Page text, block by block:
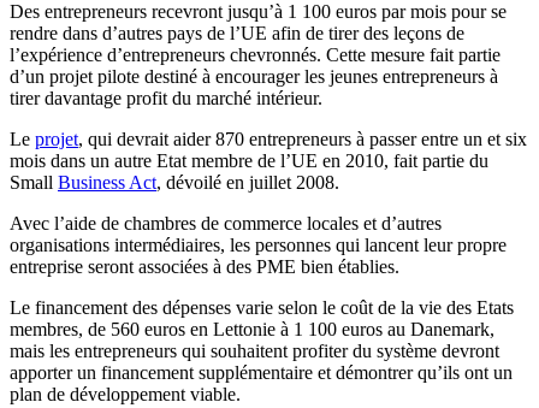
Des entrepreneurs recevront jusqu’à 1 100 euros par mois pour se
rendre dans d’autres pays de l’UE afin de tirer des leçons de
l’expérience d’entrepreneurs chevronnés. Cette mesure fait partie
d’un projet pilote destiné à encourager les jeunes entrepreneurs à
tirer davantage profit du marché intérieur.
Le projet, qui devrait aider 870 entrepreneurs à passer entre un et six
mois dans un autre Etat membre de l’UE en 2010, fait partie du
Small Business Act, dévoilé en juillet 2008.
Avec l’aide de chambres de commerce locales et d’autres
organisations intermédiaires, les personnes qui lancent leur propre
entreprise seront associées à des PME bien établies.
Le financement des dépenses varie selon le coût de la vie des Etats
membres, de 560 euros en Lettonie à 1 100 euros au Danemark,
mais les entrepreneurs qui souhaitent profiter du système devront
apporter un financement supplémentaire et démontrer qu’ils ont un
plan de développement viable.